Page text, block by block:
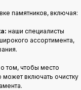
памятников, включая:
наши специалисты
ассортимента,
том, чтобы место
может включать очистку